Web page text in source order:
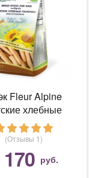
Fleur Alpine
хлебные
палочки
(с 3-х
лет)
(Отзывы 1)
170 руб.